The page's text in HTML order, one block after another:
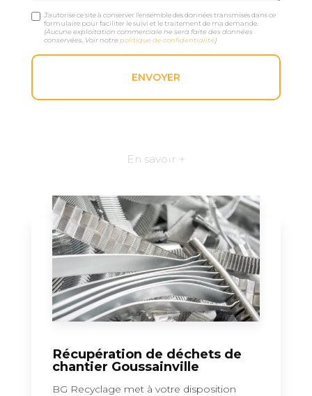
J'autorise ce site à conserver l'ensemble des données transmises dans ce
formulaire pour faciliter le suivi et le traitement de ma demande.
(Aucune exploitation commerciale ne sera faite des données
conservées. Voir notrepolitique de confidentialité)
En savoir +
Récupération de déchets de
chantier Goussainville
BG Recyclage met à votre disposition